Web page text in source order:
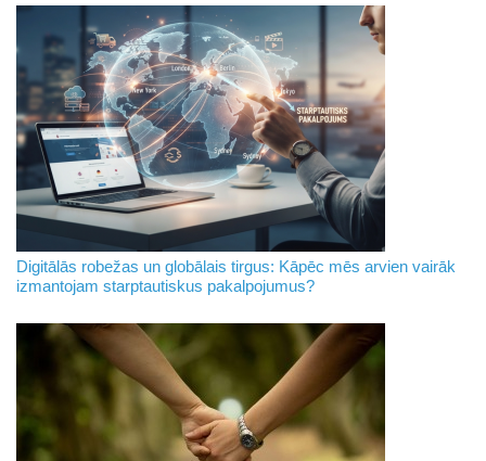
Digitālās robežas un globālais tirgus: Kāpēc mēs arvien vairāk
izmantojam starptautiskus pakalpojumus?